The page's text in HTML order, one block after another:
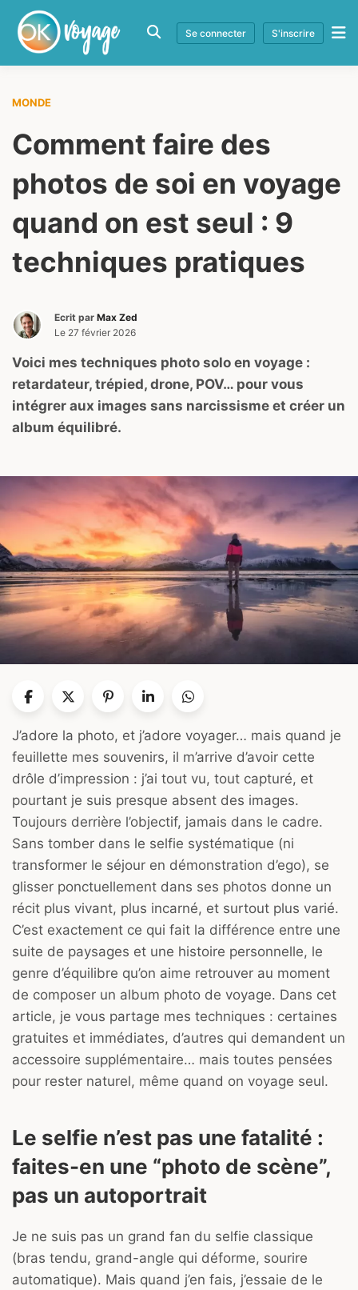
Se connecter S'inscrire
MONDE
Comment faire des
photos de soi en voyage
quand on est seul : 9
techniques pratiques
Ecrit par Max Zed
Le 27 février 2026
Voici mes techniques photo solo en voyage :
retardateur, trépied, drone, POV… pour vous
intégrer aux images sans narcissisme et créer un
album équilibré.
J’adore la photo, et j’adore voyager… mais quand je
feuillette mes souvenirs, il m’arrive d’avoir cette
drôle d’impression : j’ai tout vu, tout capturé, et
pourtant je suis presque absent des images.
Toujours derrière l’objectif, jamais dans le cadre.
Sans tomber dans le selfie systématique (ni
transformer le séjour en démonstration d’ego), se
glisser ponctuellement dans ses photos donne un
récit plus vivant, plus incarné, et surtout plus varié.
C’est exactement ce qui fait la différence entre une
suite de paysages et une histoire personnelle, le
genre d’équilibre qu’on aime retrouver au moment
de composer un album photo de voyage. Dans cet
article, je vous partage mes techniques : certaines
gratuites et immédiates, d’autres qui demandent un
accessoire supplémentaire… mais toutes pensées
pour rester naturel, même quand on voyage seul.
Le selfie n’est pas une fatalité :
faites-en une “photo de scène”,
pas un autoportrait
Je ne suis pas un grand fan du selfie classique
(bras tendu, grand-angle qui déforme, sourire
automatique). Mais quand j’en fais, j’essaie de le